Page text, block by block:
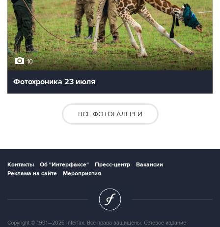
10
Фотохроника 23 июля
ВСЕ ФОТОГАЛЕРЕИ
Контакты Об "Интерфаксе" Пресс-центр
Вакансии
Реклама на сайте
Мероприятия
Copyright © 1991—2026 Interfax. Все права защищены. Сетевое издание